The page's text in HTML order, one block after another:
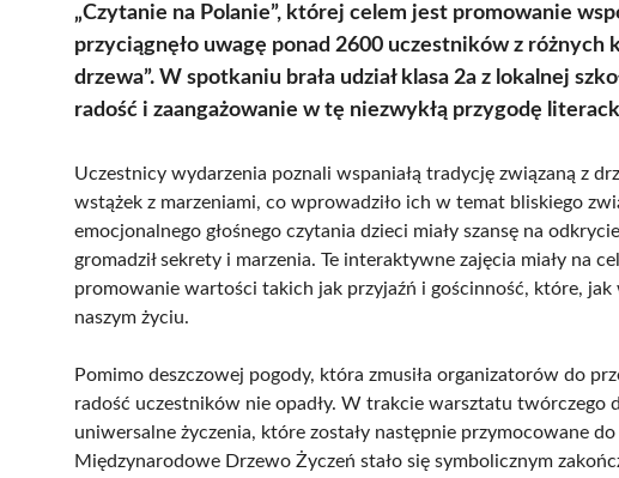
„Czytanie na Polanie”, której celem jest promowanie
przyciągnęło uwagę ponad 2600 uczestników z różnych
drzewa”. W spotkaniu brała udział klasa 2a z lokalnej
radość i zaangażowanie w tę niezwykłą przygodę
Uczestnicy wydarzenia poznali wspaniałą tradycję związaną z
wstążek z marzeniami, co wprowadziło ich w temat bliskiego
emocjonalnego głośnego czytania dzieci miały szansę na
gromadził sekrety i marzenia. Te interaktywne zajęcia miały na
promowanie wartości takich jak przyjaźń i gościnność, które, jak
naszym życiu.
Pomimo deszczowej pogody, która zmusiła organizatorów do
radość uczestników nie opadły. W trakcie warsztatu twórczego
uniwersalne życzenia, które zostały następnie przymocowane
Międzynarodowe Drzewo Życzeń stało się symbolicznym